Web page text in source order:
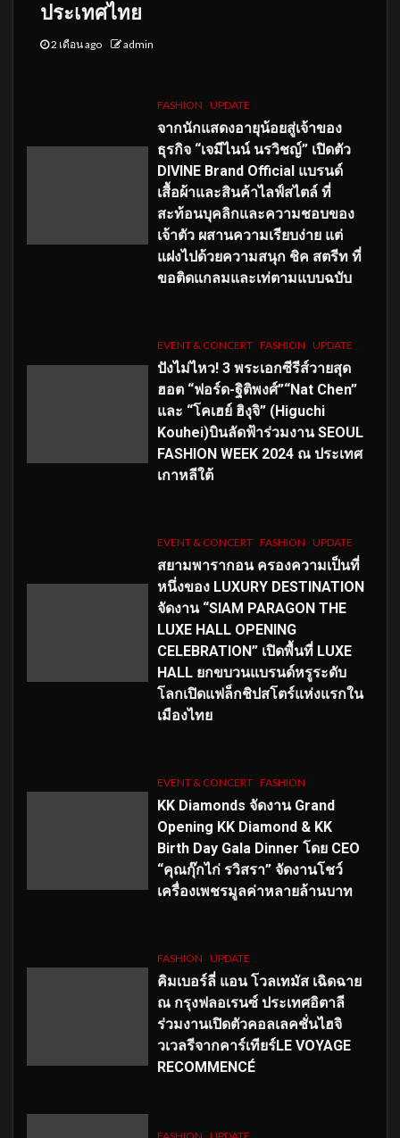
ประเทศไทย
2 เดือน ago admin
FASHION UPDATE
จากนักแสดงอายุน้อยสู่เจ้าของ
ธุรกิจ “เจมีไนน์ นรวิชญ์” เปิดตัว
DIVINE Brand Official แบรนด์
เสื้อผ้าและสินค้าไลฟ์สไตล์ ที่
สะท้อนบุคลิกและความชอบของ
เจ้าตัว ผสานความเรียบง่าย แต่
แฝงไปด้วยความสนุก ชิค สตรีท ที่
ขอติดแกลมและเท่ตามแบบฉบับ
EVENT & CONCERT FASHION UPDATE
ปังไม่ไหว! 3 พระเอกซีรีส์วายสุด
ฮอต “ฟอร์ด-ฐิติพงศ์”“Nat Chen”
และ “โคเฮย์ ฮิงุจิ” (Higuchi
Kouhei)บินลัดฟ้าร่วมงาน SEOUL
FASHION WEEK 2024 ณ ประเทศ
เกาหลีใต้
EVENT & CONCERT FASHION UPDATE
สยามพารากอน ครองความเป็นที่
หนึ่งของ LUXURY DESTINATION
จัดงาน “SIAM PARAGON THE
LUXE HALL OPENING
CELEBRATION” เปิดพื้นที่ LUXE
HALL ยกขบวนแบรนด์หรูระดับ
โลกเปิดแฟล็กชิปสโตร์แห่งแรกใน
เมืองไทย
EVENT & CONCERT FASHION
KK Diamonds จัดงาน Grand
Opening KK Diamond & KK
Birth Day Gala Dinner โดย CEO
“คุณกุ๊กไก่ รวิสรา” จัดงานโชว์
เครื่องเพชรมูลค่าหลายล้านบาท
FASHION UPDATE
คิมเบอร์ลี่ แอน โวลเทมัส เฉิดฉาย
ณ กรุงฟลอเรนซ์ ประเทศอิตาลี
ร่วมงานเปิดตัวคอลเลคชั่นไฮจิ
วเวลรีจากคาร์เทียร์LE VOYAGE
RECOMMENCÉ